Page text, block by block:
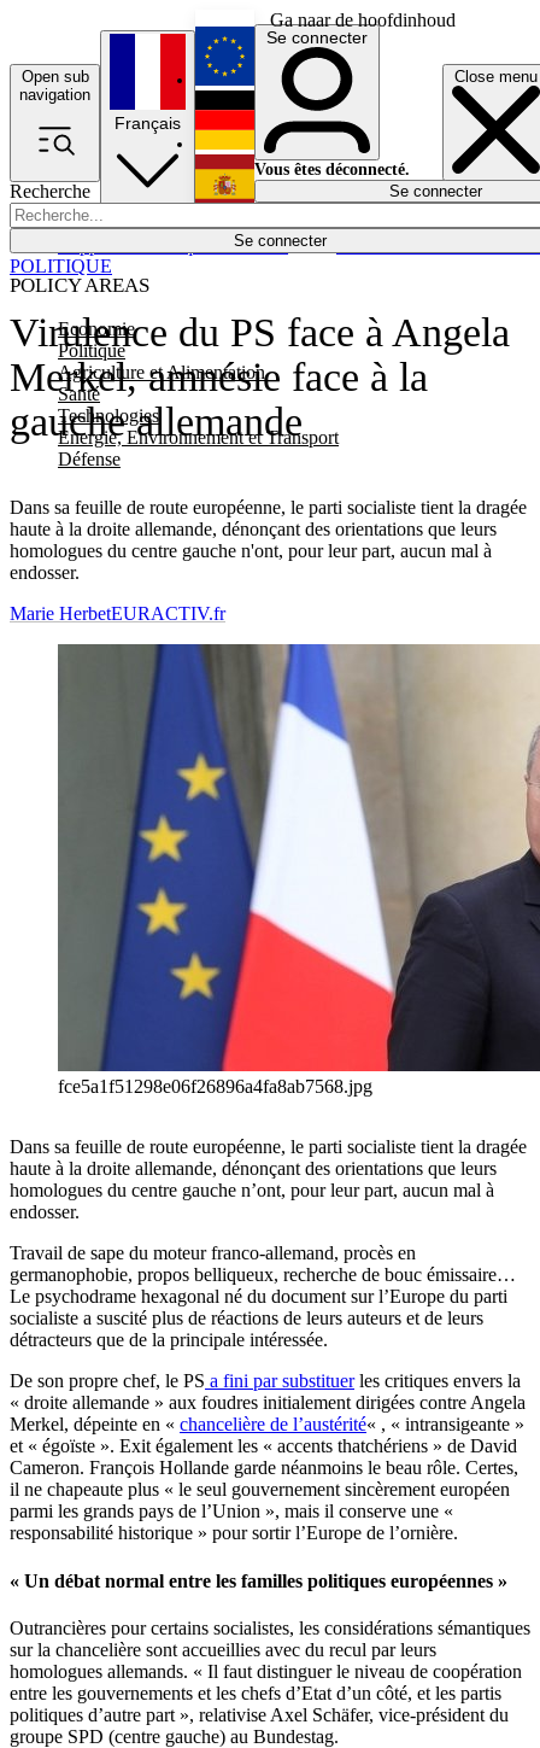
Ga naar de hoofdinhoud
Open sub
navigation
Close menu
Recherche
Se connecter
POLICY AREAS
Economie
Politique
Agriculture et Alimentation
Santé
Technologies
Energie, Environnement et Transport
Défense
Économie
Français
English
Deutsch
Español
Se connecter
Vous êtes déconnecté.
Se connecter
Virulence du PS face à Angela
Merkel, amnésie face à la
gauche allemande
Dans sa feuille de route européenne, le parti socialiste tient la dragée
haute à la droite allemande, dénonçant des orientations que leurs
homologues du centre gauche n'ont, pour leur part, aucun mal à
endosser.
POLITIQUE
Marie HerbetEURACTIV.fr
fce5a1f51298e06f26896a4fa8ab7568.jpg
Dans sa feuille de route européenne, le parti socialiste tient la dragée
haute à la droite allemande, dénonçant des orientations que leurs
homologues du centre gauche n’ont, pour leur part, aucun mal à
endosser.
Travail de sape du moteur franco-allemand, procès en
germanophobie, propos belliqueux, recherche de bouc émissaire…
Le psychodrame hexagonal né du document sur l’Europe du parti
socialiste a suscité plus de réactions de leurs auteurs et de leurs
détracteurs que de la principale intéressée.
De son propre chef, le PS a fini par substituerles critiques envers la
« droite allemande » aux foudres initialement dirigées contre Angela
Merkel, dépeinte en « chancelière de l’austérité« , « intransigeante »
et « égoïste ». Exit également les « accents thatchériens » de David
Cameron. François Hollande garde néanmoins le beau rôle. Certes,
il ne chapeaute plus « le seul gouvernement sincèrement européen
parmi les grands pays de l’Union », mais il conserve une «
responsabilité historique » pour sortir l’Europe de l’ornière.
« Un débat normal entre les familles politiques européennes »
Outrancières pour certains socialistes, les considérations sémantiques
sur la chancelière sont accueillies avec du recul par leurs
homologues allemands. « Il faut distinguer le niveau de coopération
entre les gouvernements et les chefs d’Etat d’un côté, et les partis
politiques d’autre part », relativise Axel Schäfer, vice-président du
groupe SPD (centre gauche) au Bundestag.